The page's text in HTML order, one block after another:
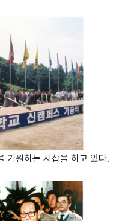
기원하는 시삽을 하고 있다.